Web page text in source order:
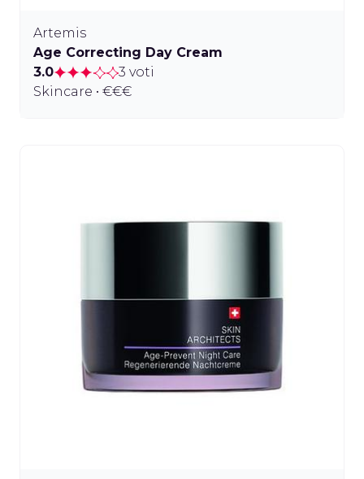
Artemis
Age Correcting Day Cream
3.0
3 voti
Skincare • €€€